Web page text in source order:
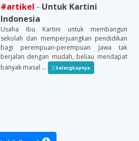
#artikel - Untuk Kartini
Indonesia
Usaha Ibu Kartini untuk membangun
sekolah dan memperjuangkan pendidikan
bagi perempuan-perempuan Jawa tak
berjalan dengan mudah, beliau mendapat
banyak masal ...
Selengkapnya